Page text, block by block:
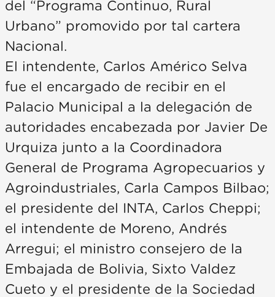
del “Programa Continuo, Rural
Urbano” promovido por tal cartera
Nacional.
El intendente, Carlos Américo Selva
fue el encargado de recibir en el
Palacio Municipal a la delegación de
autoridades encabezada por Javier De
Urquiza junto a la Coordinadora
General de Programa Agropecuarios y
Agroindustriales, Carla Campos Bilbao;
el presidente del INTA, Carlos Cheppi;
el intendente de Moreno, Andrés
Arregui; el ministro consejero de la
Embajada de Bolivia, Sixto Valdez
Cueto y el presidente de la Sociedad